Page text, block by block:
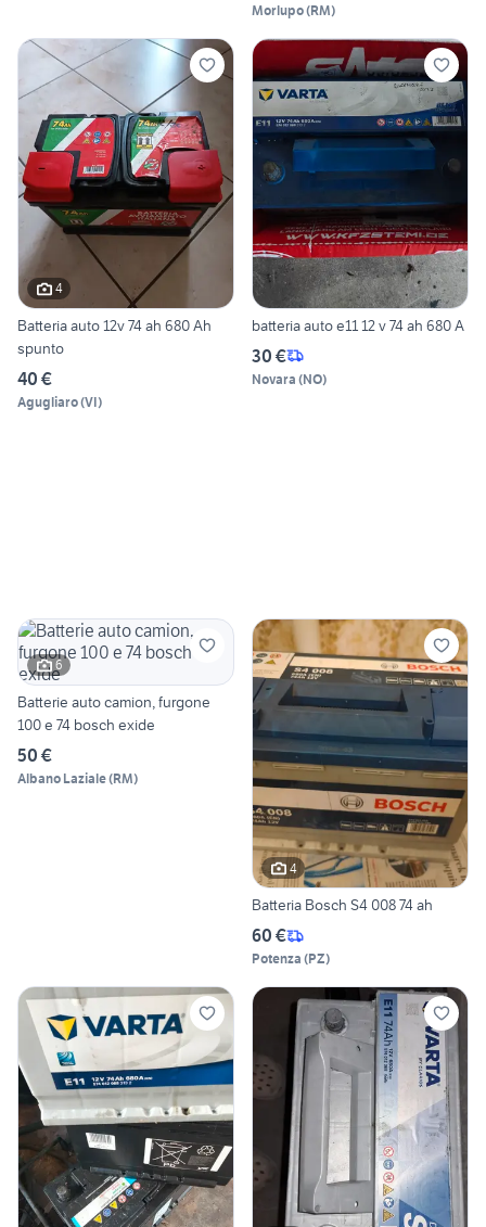
Morlupo(RM)
4
Batteria auto 12v 74 ah 680 Ah
spunto
40 €
Agugliaro(VI)
batteria auto e11 12 v 74 ah 680 A
30 €
Novara (NO)
6
Batterie auto camion, furgone
100 e 74 bosch exide
50 €
Albano Laziale(RM)
4
Batteria Bosch S4 008 74 ah
60 €
Potenza (PZ)